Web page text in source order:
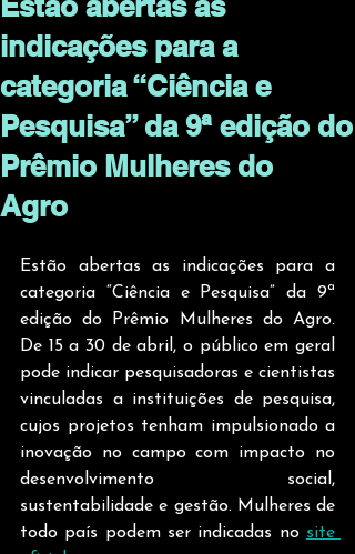
indicações para a
categoria “Ciência e
Pesquisa” da 9ª edição do
Prêmio Mulheres do
Agro
Estão abertas as indicações para a
categoria “Ciência e Pesquisa” da 9ª
edição do Prêmio Mulheres do Agro.
De 15 a 30 de abril, o público em geral
pode indicar pesquisadoras e cientistas
vinculadas a instituições de pesquisa,
cujos projetos tenham impulsionado a
inovação no campo com impacto no
desenvolvimento social,
sustentabilidade e gestão. Mulheres de
todo país podem ser indicadas no site